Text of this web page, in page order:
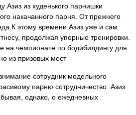
Азиз из худенького парнишки
накачанного парня. От прежнего
этому времени Азиз уже и сам
продолжая упорные тренировки.
на чемпионате по бодибилдингу для
из призовых мест
сотрудник модельного
парню сотрудничество. Азиз
однако, о ежедневных